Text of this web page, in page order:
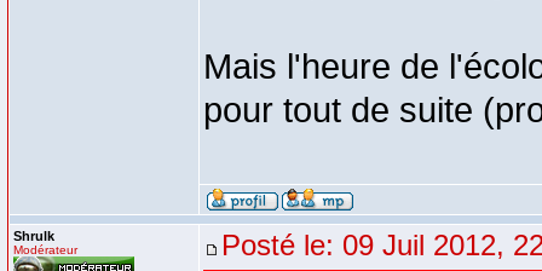
Mais l'heure de
pour tout de suite
Shrulk
Modérateur Posté le: 09 Juil 2012,